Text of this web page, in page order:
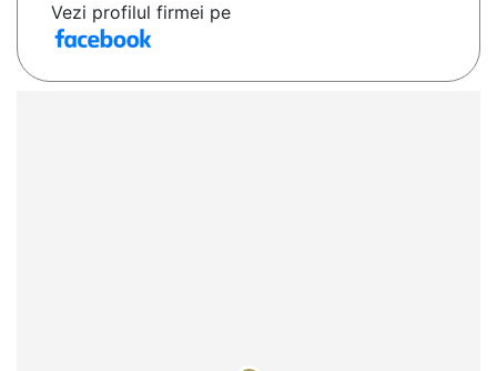
Vezi profilul firmei pe